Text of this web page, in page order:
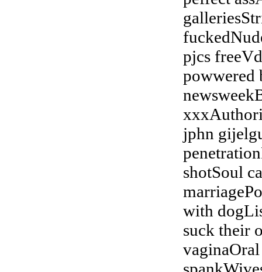
pjcs
powwered
jphn
shotSoul
with
suck their